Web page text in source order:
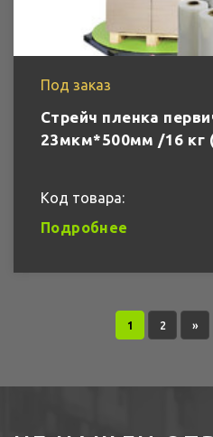
Под заказ
Стрейч пленка
23мкм*500мм /16 кг
Код товара:
Подробнее
1 2 »